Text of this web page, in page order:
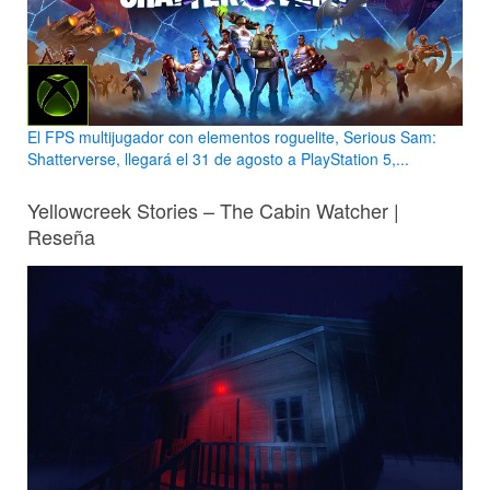
El FPS multijugador con elementos roguelite, Serious Sam:
Shatterverse, llegará el 31 de agosto a PlayStation 5,...
Yellowcreek Stories – The Cabin Watcher |
Reseña